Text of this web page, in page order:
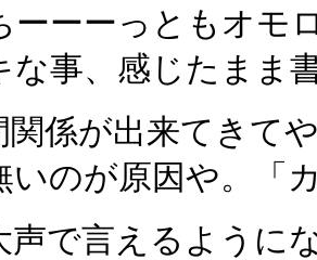
ーーーっともオモ
な事、感じたまま
関係が出来てきて
いのが原因や。「
声で言えるように